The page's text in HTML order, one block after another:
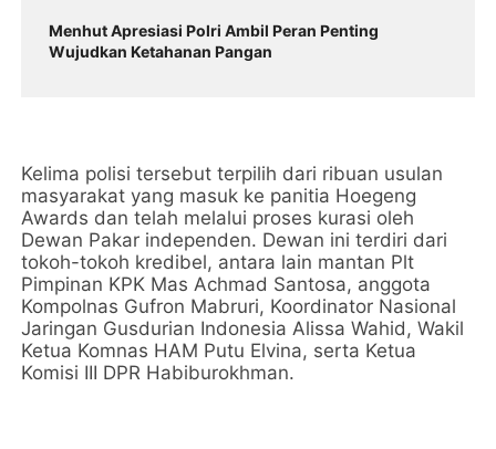
Menhut Apresiasi Polri Ambil Peran Penting
Wujudkan Ketahanan Pangan
Kelima polisi tersebut terpilih dari ribuan usulan
masyarakat yang masuk ke panitia Hoegeng
Awards dan telah melalui proses kurasi oleh
Dewan Pakar independen. Dewan ini terdiri dari
tokoh-tokoh kredibel, antara lain mantan Plt
Pimpinan KPK Mas Achmad Santosa, anggota
Kompolnas Gufron Mabruri, Koordinator Nasional
Jaringan Gusdurian Indonesia Alissa Wahid, Wakil
Ketua Komnas HAM Putu Elvina, serta Ketua
Komisi III DPR Habiburokhman.